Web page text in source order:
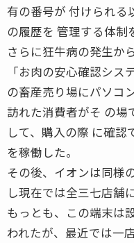
有の番号が 付けられる
の履歴を 管理する体制
さらに狂牛病の発生か
「お肉の安心確認シス
の畜産売り場にパソコ
訪れた消費者がそ の場
して、購入の際 に確
を稼働した。
その後、イオンは同様
し現在では全三七店舗
もっとも、この端末は
われたが、最近では一